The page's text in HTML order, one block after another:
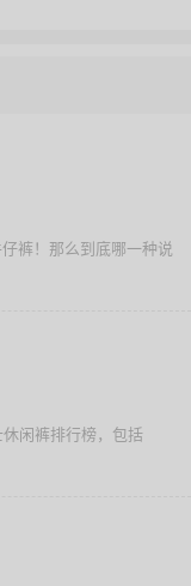
裤！那么到底哪一种说
闲裤排行榜，包括